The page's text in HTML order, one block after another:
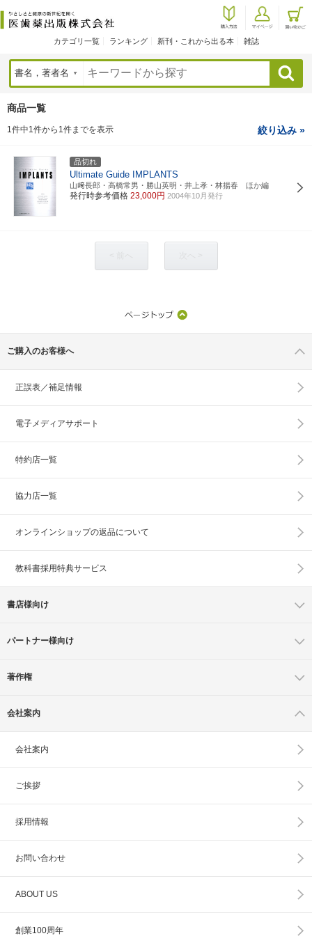
カテゴリ一覧 ランキング 新刊・これから出る本 雑誌
検索
商品一覧
1件中1件から1件までを表示 絞り込み »
品切れ
Ultimate Guide IMPLANTS
山﨑長郎・高橋常男・勝山英明・井上孝・林揚春 ほか編
発行時参考価格 23,000円 2004年10月発行
ご購入のお客様へ
正誤表／補足情報
電子メディアサポート
特約店一覧
協力店一覧
オンラインショップの返品について
教科書採用特典サービス
書店様向け
パートナー様向け
著作権
会社案内
会社案内
ご挨拶
採用情報
お問い合わせ
ABOUT US
創業100周年